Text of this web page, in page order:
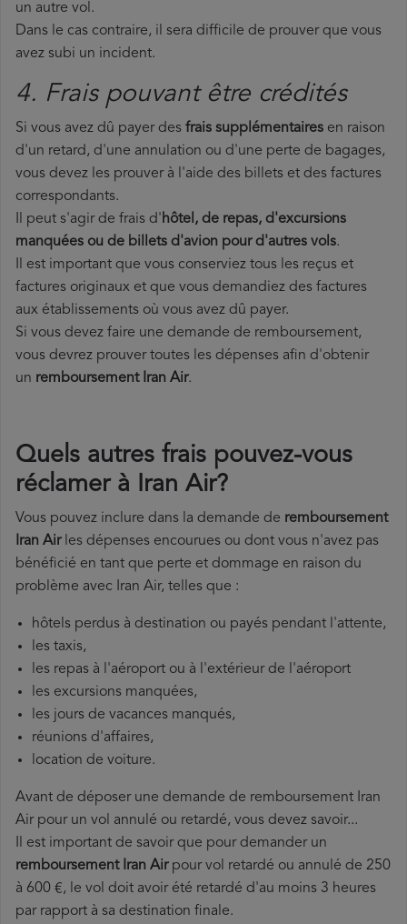
un autre vol.
Dans le cas contraire, il sera difficile de prouver que vous
avez subi un incident.
4. Frais pouvant être crédités
Si vous avez dû payer des frais supplémentaires en raison
d'un retard, d'une annulation ou d'une perte de bagages,
vous devez les prouver à l'aide des billets et des factures
correspondants.
Il peut s'agir de frais d'hôtel, de repas, d'excursions
manquées ou de billets d'avion pour d'autres vols.
Il est important que vous conserviez tous les reçus et
factures originaux et que vous demandiez des factures
aux établissements où vous avez dû payer.
Si vous devez faire une demande de remboursement,
vous devrez prouver toutes les dépenses afin d'obtenir
un remboursement Iran Air.
Quels autres frais pouvez-vous
réclamer à Iran Air?
Vous pouvez inclure dans la demande de remboursement
Iran Airles dépenses encourues ou dont vous n'avez pas
bénéficié en tant que perte et dommage en raison du
problème avec Iran Air, telles que :
hôtels perdus à destination ou payés pendant l'attente,
les taxis,
les repas à l'aéroport ou à l'extérieur de l'aéroport
les excursions manquées,
les jours de vacances manqués,
réunions d'affaires,
location de voiture.
Avant de déposer une demande de remboursement Iran
Air pour un vol annulé ou retardé, vous devez savoir...
Il est important de savoir que pour demander un
remboursement Iran Airpour vol retardé ou annulé de 250
à 600 €, le vol doit avoir été retardé d'au moins 3 heures
par rapport à sa destination finale.